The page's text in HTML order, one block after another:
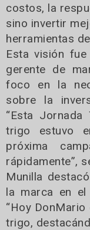
costos, la
sino invertir
herramientas
Esta visión
gerente de
foco en la
sobre la
“Esta
trigo estuvo
próxima
rápidamente”,
Munilla
la marca en
“Hoy
trigo,